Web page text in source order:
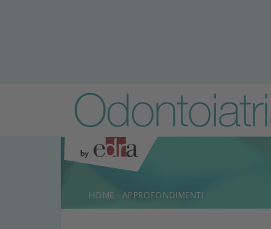
HOME - APPROFONDIMENTI